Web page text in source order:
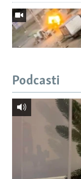
Podcasti